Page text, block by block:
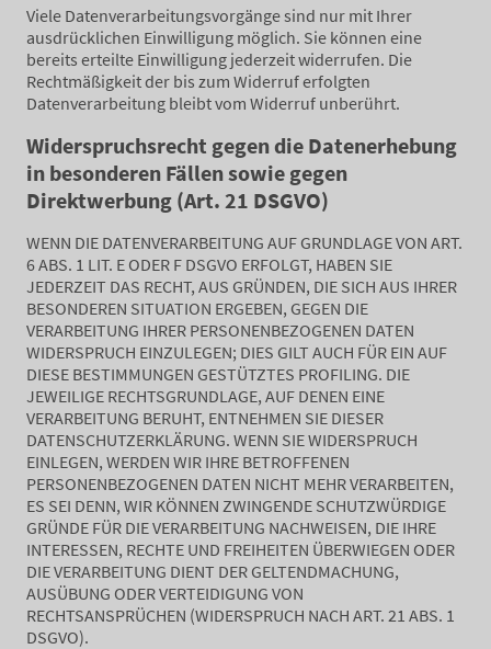
Viele Datenverarbeitungsvorgänge sind nur mit Ihrer
ausdrücklichen Einwilligung möglich. Sie können eine
bereits erteilte Einwilligung jederzeit widerrufen. Die
Rechtmäßigkeit der bis zum Widerruf erfolgten
Datenverarbeitung bleibt vom Widerruf unberührt.
Widerspruchsrecht gegen die Datenerhebung
in besonderen Fällen sowie gegen
Direktwerbung (Art. 21 DSGVO)
WENN DIE DATENVERARBEITUNG AUF GRUNDLAGE VON ART.
6 ABS. 1 LIT. E ODER F DSGVO ERFOLGT, HABEN SIE
JEDERZEIT DAS RECHT, AUS GRÜNDEN, DIE SICH AUS IHRER
BESONDEREN SITUATION ERGEBEN, GEGEN DIE
VERARBEITUNG IHRER PERSONENBEZOGENEN DATEN
WIDERSPRUCH EINZULEGEN; DIES GILT AUCH FÜR EIN AUF
DIESE BESTIMMUNGEN GESTÜTZTES PROFILING. DIE
JEWEILIGE RECHTSGRUNDLAGE, AUF DENEN EINE
VERARBEITUNG BERUHT, ENTNEHMEN SIE DIESER
DATENSCHUTZERKLÄRUNG. WENN SIE WIDERSPRUCH
EINLEGEN, WERDEN WIR IHRE BETROFFENEN
PERSONENBEZOGENEN DATEN NICHT MEHR VERARBEITEN,
ES SEI DENN, WIR KÖNNEN ZWINGENDE SCHUTZWÜRDIGE
GRÜNDE FÜR DIE VERARBEITUNG NACHWEISEN, DIE IHRE
INTERESSEN, RECHTE UND FREIHEITEN ÜBERWIEGEN ODER
DIE VERARBEITUNG DIENT DER GELTENDMACHUNG,
AUSÜBUNG ODER VERTEIDIGUNG VON
RECHTSANSPRÜCHEN (WIDERSPRUCH NACH ART. 21 ABS. 1
DSGVO).